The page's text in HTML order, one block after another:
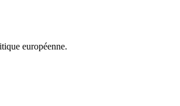
européenne.